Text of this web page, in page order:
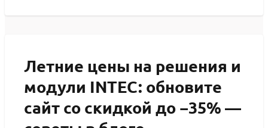
Летние цены на решения и
модули INTEC: обновите
сайт со скидкой до −35% —